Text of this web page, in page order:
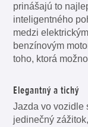
prinášajú to
inteligentného
medzi
benzínovým
toho, ktorá
Elegantný a tichý
Jazda vo vozidle
jedinečný